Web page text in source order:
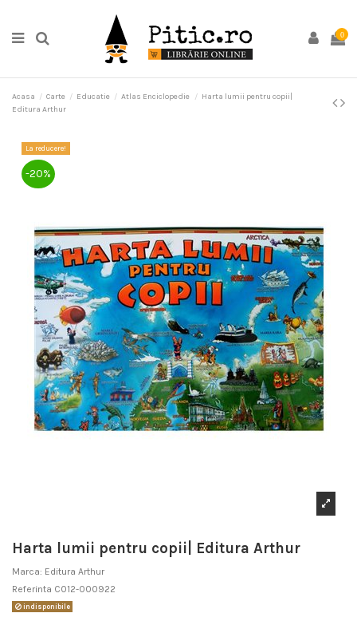
0
Acasa Carte Educatie Atlas Enciclopedie
Harta lumii pentru copii|
Editura Arthur
La reducere!
-20%
Harta lumii pentru copii| Editura Arthur
Marca: Editura Arthur
Referinta C012-000922
indisponibile